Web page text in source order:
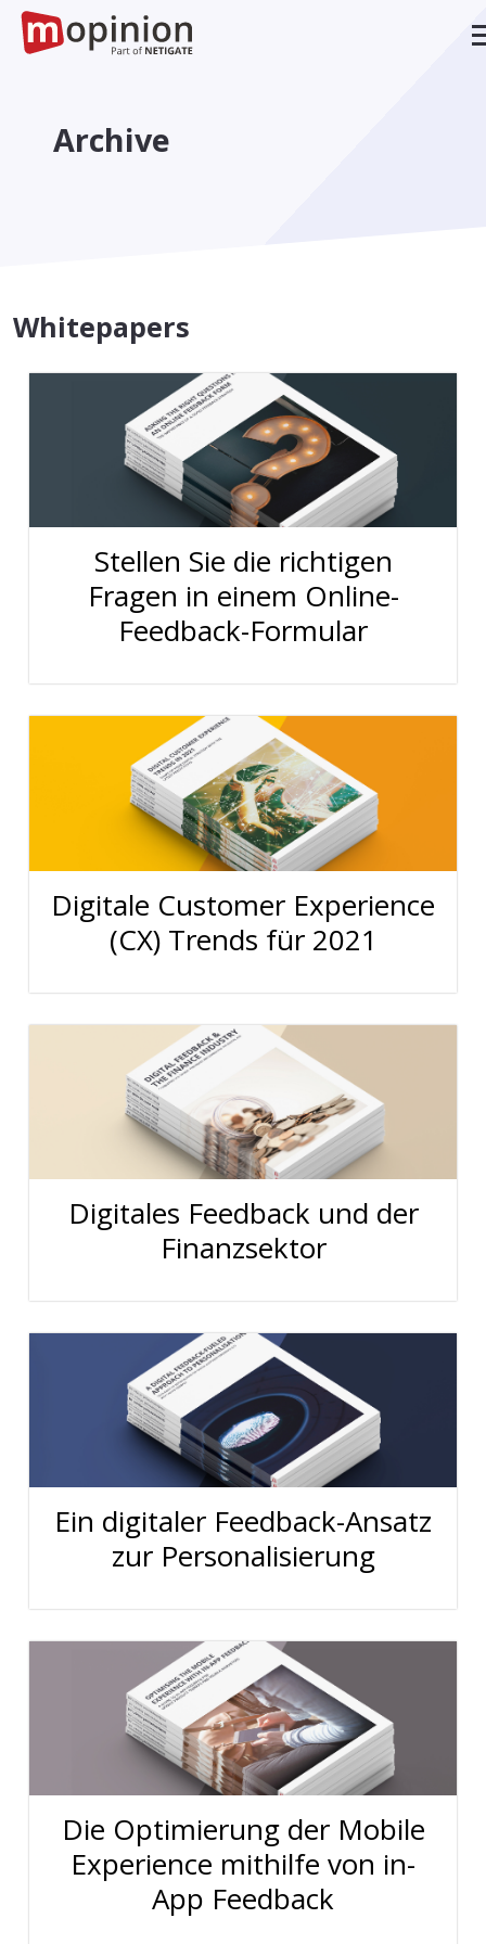
Archive
Whitepapers
Stellen Sie die richtigen
Fragen in einem Online-
Feedback-Formular
Digitale Customer Experience
(CX) Trends für 2021
Digitales Feedback und der
Finanzsektor
Ein digitaler Feedback-Ansatz
zur Personalisierung
Die Optimierung der Mobile
Experience mithilfe von in-
App Feedback